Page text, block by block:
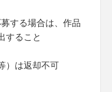
する場合は、作品
すること
）は返却不可